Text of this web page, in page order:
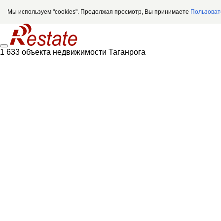
Мы используем "cookies". Продолжая просмотр, Вы принимаете
1 633 объекта недвижимости Таганрога